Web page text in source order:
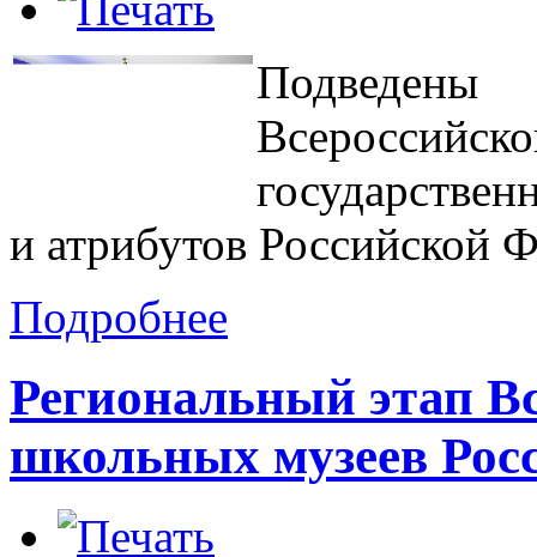
Подведены
и атрибутов Российской
Подробнее
Региональный этап
школьных музеев